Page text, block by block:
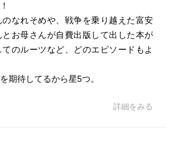
なれそめや、戦争を乗り越えた富安
お母さんが自費出版して出した本が
のルーツなど、どのエピソードもよ
期待してるから星5つ。
詳細をみる